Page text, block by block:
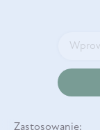
Zastosowanie: